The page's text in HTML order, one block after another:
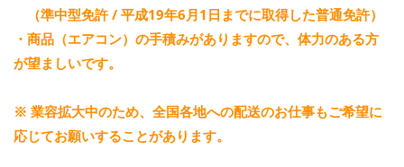
（準中型免許 / 平成19年6月1日までに取得した普通免許）
・商品（エアコン）の手積みがありますので、体力のある方
が望ましいです。
※ 業容拡大中のため、全国各地への配送のお仕事もご希望に
応じてお願いすることがあります。